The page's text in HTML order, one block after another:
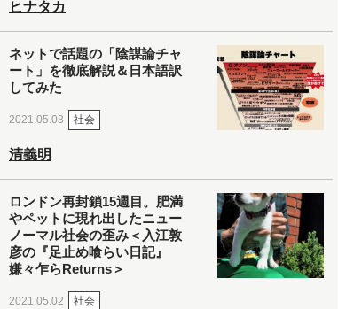
ヒナタカ
ネットで話題の「陰謀論チャ
ート」を徹底解説＆日本語訳
してみた
2021.05.03 社会
清義明
ロンドン再封鎖15週目。肥満
やペットに現れ出したニュー
ノーマル社会の歪み＜入江敦
彦の『足止め喰らい日記』
嫌々乍らReturns＞
2021.05.02 社会